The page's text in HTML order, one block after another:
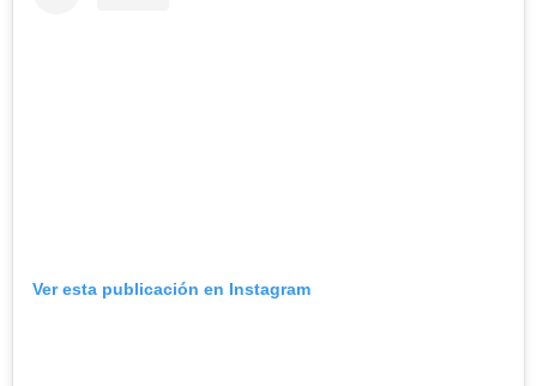
Ver esta publicación en Instagram